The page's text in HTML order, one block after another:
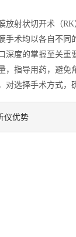
放射状切开术（
手术均以各自不
深度的掌握至关
，指导用药，避
选择手术方式，
仪优势